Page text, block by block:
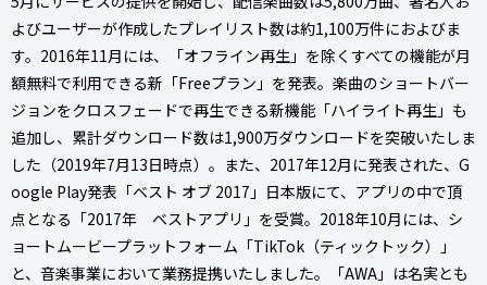
よびユーザーが作成したプレイリスト数は約1,100万件におよびま
す。2016年11月には、「オフライン再生」を除くすべての機能が月
額無料で利用できる新「Freeプラン」を発表。楽曲のショートバー
ジョンをクロスフェードで再生できる新機能「ハイライト再生」も
追加し、累計ダウンロード数は1,900万ダウンロードを突破いたしま
した（2019年7月13日時点）。また、2017年12月に発表された、G
oogle Play発表「ベスト オブ 2017」日本版にて、アプリの中で頂
点となる「2017年 ベストアプリ」を受賞。2018年10月には、シ
ョートムービープラットフォーム「TikTok（ティックトック）」
と、音楽事業において業務提携いたしました。「AWA」は名実とも